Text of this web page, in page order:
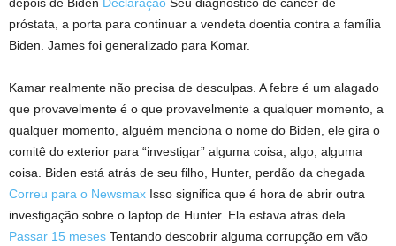
próstata, a porta para continuar a vendeta doentia contra a família
Biden. James foi generalizado para Komar.
Kamar realmente não precisa de desculpas. A febre é um alagado
que provavelmente é o que provavelmente a qualquer momento, a
qualquer momento, alguém menciona o nome do Biden, ele gira o
comitê do exterior para “investigar” alguma coisa, algo, alguma
coisa. Biden está atrás de seu filho, Hunter, perdão da chegada
Correu para o Newsmax Isso significa que é hora de abrir outra
investigação sobre o laptop de Hunter. Ela estava atrás dela
Passar 15 meses Tentando descobrir alguma corrupção em vão